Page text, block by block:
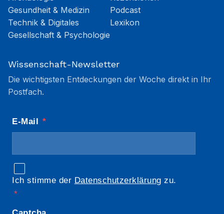
Gesundheit & Medizin
Technik & Digitales
Gesellschaft & Psychologie
Podcast
Lexikon
Wissenschaft-Newsletter
Die wichtigsten Entdeckungen der Woche direkt in Ihr
Postfach.